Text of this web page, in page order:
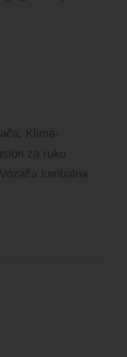
Klima-
za ruku
lumbalna